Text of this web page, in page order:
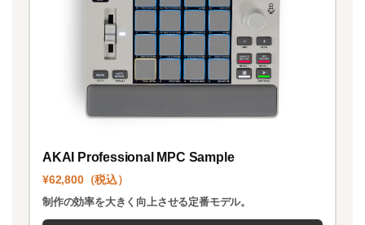
AKAI Professional MPC Sample
¥62,800（税込）
制作の効率を大きく向上させる定番モデル。